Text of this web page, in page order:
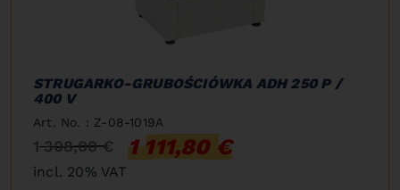
STRUGARKO-GRUBOŚCIÓWKA ADH 250 P /
400 V
Art. No. : Z-08-1019A
1 308,00 € 1 111,80 €
incl. 20% VAT